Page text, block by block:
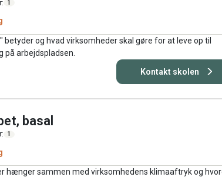
1
og hvad virksomheder skal gøre for at leve op til
arbejdspladsen.
Kontakt skolen
basal
1
hænger sammen med virksomhedens klimaaftryk og